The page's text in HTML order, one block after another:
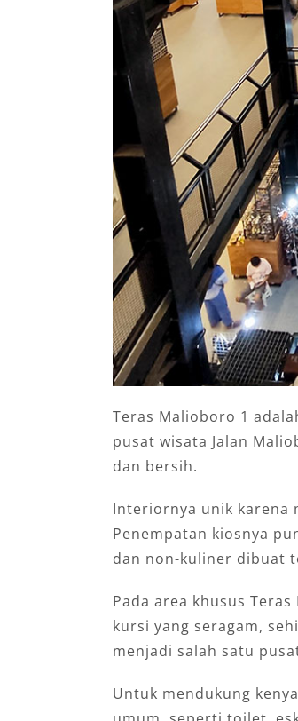
Teras Malioboro 1
pusat wisata Jalan
dan bersih.
Interiornya unik karena
Penempatan kiosnya
dan non-kuliner dibuat
Pada area khusus
kursi yang seragam,
menjadi salah satu
Untuk mendukung